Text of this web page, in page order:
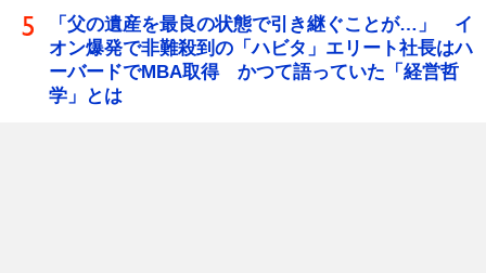
「父の遺産を最良の状態で引き継ぐことが…」 イ
オン爆発で非難殺到の「ハビタ」エリート社長はハ
ーバードでMBA取得 かつて語っていた「経営哲
学」とは